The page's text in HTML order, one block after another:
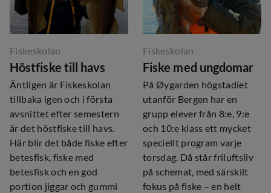
Fiskeskolan
Höstfiske till havs
Äntligen är Fiskeskolan
tillbaka igen och i första
avsnittet efter semestern
är det höstfiske till havs.
Här blir det både fiske efter
betesfisk, fiske med
betesfisk och en god
portion jiggar och gummi
Fiskeskolan
Fiske med ungdomar
På Øygarden högstadiet
utanför Bergen har en
grupp elever från 8:e, 9:e
och 10:e klass ett mycket
speciellt program varje
torsdag. Då står friluftsliv
på schemat, med särskilt
fokus på fiske – en helt